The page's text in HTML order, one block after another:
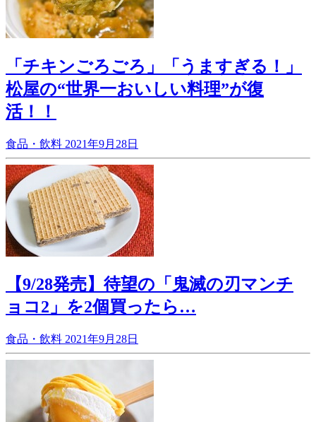
「チキンごろごろ」「うますぎる！」
松屋の“世界一おいしい料理”が復
活！！
食品・飲料 2021年9月28日
【9/28発売】待望の「鬼滅の刃マンチ
ョコ2」を2個買ったら…
食品・飲料 2021年9月28日